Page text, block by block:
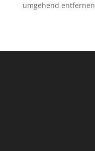
umgehend